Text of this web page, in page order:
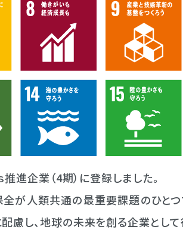
推進企業（4期）に登録しました。
が人類共通の最重要課題のひとつ
慮し、地球の未来を創る企業として